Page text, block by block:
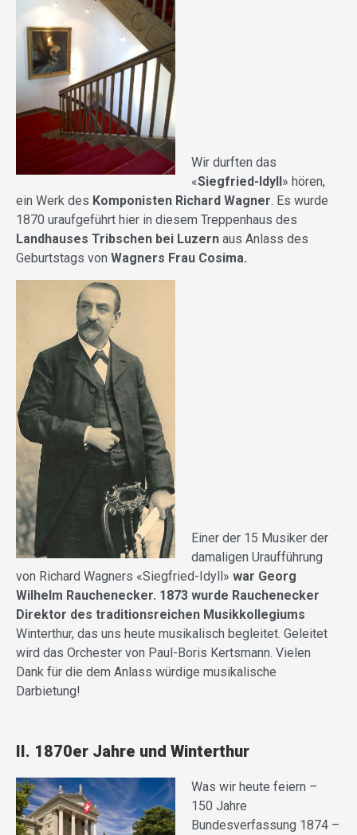
Wir durften das
«Siegfried-Idyll» hören,
ein Werk des Komponisten Richard Wagner. Es wurde
1870 uraufgeführt hier in diesem Treppenhaus des
Landhauses Tribschen bei Luzern aus Anlass des
Geburtstags von Wagners Frau Cosima.
Einer der 15 Musiker der
damaligen Uraufführung
von Richard Wagners «Siegfried-Idyll» war Georg
Wilhelm Rauchenecker. 1873 wurde Rauchenecker
Direktor des traditionsreichen Musikkollegiums
Winterthur, das uns heute musikalisch begleitet. Geleitet
wird das Orchester von Paul-Boris Kertsmann. Vielen
Dank für die dem Anlass würdige musikalische
Darbietung!
II. 1870er Jahre und Winterthur
Was wir heute feiern –
150 Jahre
Bundesverfassung 1874 –